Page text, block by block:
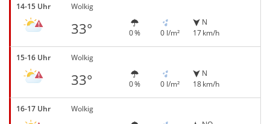
14-15 Uhr Wolkig
33° 0 % 0 l/m²
N
17 km/h
15-16 Uhr Wolkig
33° 0 % 0 l/m²
N
18 km/h
16-17 Uhr Wolkig